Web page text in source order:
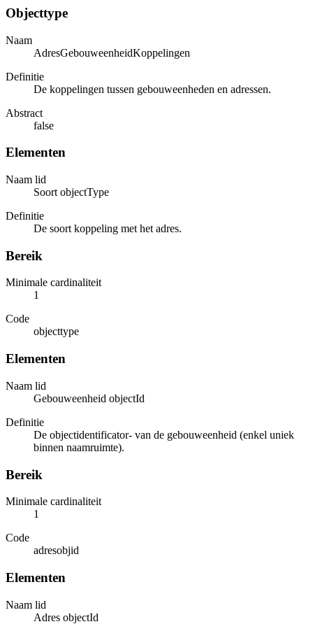
Objecttype
Naam
AdresGebouweenheidKoppelingen
Definitie
De koppelingen tussen gebouweenheden en adressen.
Abstract
false
Elementen
Naam lid
Soort objectType
Definitie
De soort koppeling met het adres.
Bereik
Minimale cardinaliteit
1
Code
objecttype
Elementen
Naam lid
Gebouweenheid objectId
Definitie
De objectidentificator- van de gebouweenheid (enkel uniek
binnen naamruimte).
Bereik
Minimale cardinaliteit
1
Code
adresobjid
Elementen
Naam lid
Adres objectId